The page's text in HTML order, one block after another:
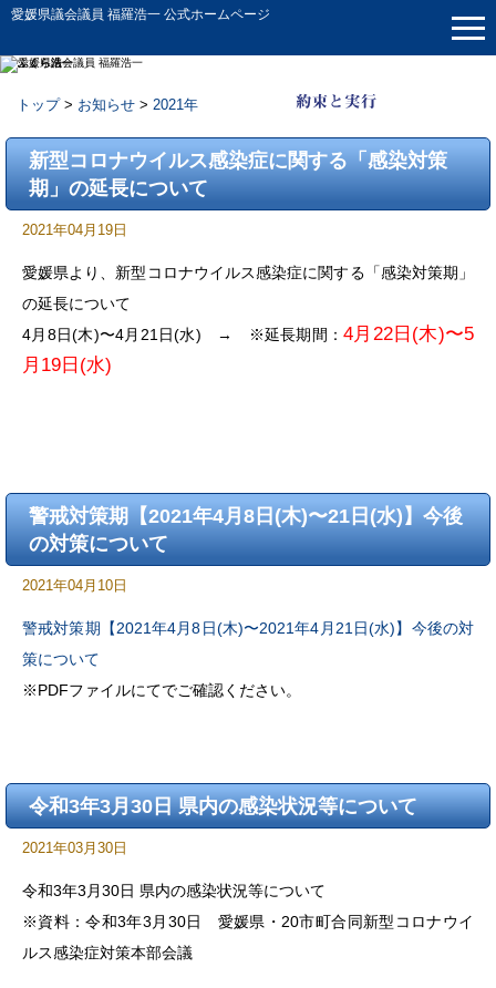
愛媛県議会議員 福羅浩一 公式ホームページ
トップ> お知らせ > 2021年
新型コロナウイルス感染症に関する「感染対策
期」の延長について
2021年04月19日
愛媛県より、新型コロナウイルス感染症に関する「感染対策期」
の延長について
4月8日(木)〜4月21日(水) → ※延長期間： 4月22日(木)〜5
月19日(水)
警戒対策期【2021年4月8日(木)〜21日(水)】今後
の対策について
2021年04月10日
警戒対策期【2021年4月8日(木)〜2021年4月21日(水)】今後の対
策について
※PDFファイルにてでご確認ください。
令和3年3月30日 県内の感染状況等について
2021年03月30日
令和3年3月30日 県内の感染状況等について
※資料：令和3年3月30日 愛媛県・20市町合同新型コロナウイ
ルス感染症対策本部会議